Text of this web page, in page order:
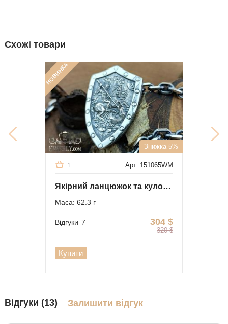
Схожі товари
НОВИНКА
Знижка 5%
Арт. 151065WM
1
Якірний ланцюжок та кулон-щит з Георгієм Побєдоносцем
Маса: 62.3 г
304 $
320 $
Відгуки 7
Купити
Відгуки (13) Залишити відгук